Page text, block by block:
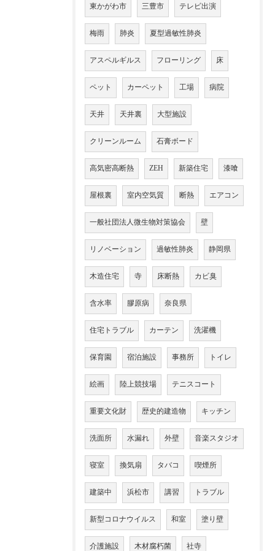
東かがわ市 三豊市 テレビ出演
梅雨 肺炎 夏型過敏性肺炎
アスペルギルス フローリング 床
ペット カーペット 工場 病院
天井 天井裏 大型施設
クリーンルーム 石膏ボード
高気密高断熱 ZEH 新築住宅 漆喰
屋根裏 室内空気質 断熱 エアコン
一般社団法人微生物対策協会 壁
リノベーション 過敏性肺炎 静岡県
木造住宅 寺 床断熱 カビ臭
含水率 膠原病 奈良県
住宅トラブル カーテン 洗濯機
保育園 宿泊施設 事務所 トイレ
絵画 陸上競技場 テニスコート
重要文化財 歴史的建造物 キッチン
洗面所 水漏れ 外壁 音楽スタジオ
寝室 換気扇 タバコ 喫煙所
建築中 浜松市 講習 トラブル
新型コロナウイルス 和室 塗り壁
介護施設 木材腐朽菌 社寺